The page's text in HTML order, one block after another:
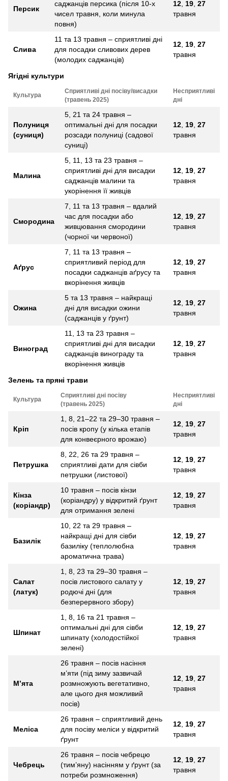
Персик
саджанців персика (після 10-х
чисел травня, коли минула
повня)
12 19 27
травня
Слива
11 та 13 травня – сприятливі дні
для посадки сливових дерев
(молодих саджанців)
12 19 27
травня
Ягідні культури
Культура
Сприятливі дні посіву/висадки
(травень 2025)
Несприятливі
дні
Полуниця
(суниця)
5, 21 та 24 травня –
оптимальні дні для посадки
розсади полуниці (садової
суниці)
12 19 27
травня
Малина
5, 11, 13 та 23 травня –
сприятливі дні для висадки
саджанців малини та
укорінення її живців
12 19 27
травня
Смородина
7, 11 та 13 травня – вдалий
час для посадки або
живцювання смородини
(чорної чи червоної)
12 19 27
травня
Аґрус
7, 11 та 13 травня –
сприятливий період для
посадки саджанців аґрусу та
вкорінення живців
12 19 27
травня
Ожина
5 та 13 травня – найкращі
дні для висадки ожини
(саджанців у ґрунт)
12 19 27
травня
Виноград
11, 13 та 23 травня –
сприятливі дні для висадки
саджанців винограду та
вкорінення живців
12 19 27
травня
Зелень та пряні трави
Культура
Сприятливі дні посіву
(травень 2025)
Несприятливі
дні
Кріп
1, 8, 21–22 та 29–30 травня –
посів кропу (у кілька етапів
для конвеєрного врожаю)
12 19 27
травня
Петрушка
8, 22, 26 та 29 травня –
сприятливі дати для сівби
петрушки (листової)
12 19 27
травня
Кінза
(коріандр)
10 травня – посів кінзи
(коріандру) у відкритий ґрунт
для отримання зелені
12 19 27
травня
Базилік
10, 22 та 29 травня –
найкращі дні для сівби
базиліку (теплолюбна
ароматична трава)
12 19 27
травня
Салат
(латук)
1, 8, 23 та 29–30 травня –
посів листового салату у
родючі дні (для
безперервного збору)
12 19 27
травня
Шпинат
1, 8, 16 та 21 травня –
оптимальні дні для сівби
шпинату (холодостійкої
зелені)
12 19 27
травня
М’ята
26 травня – посів насіння
м’яти (під зиму зазвичай
розмножують вегетативно,
але цього дня можливий
посів)
12 19 27
травня
Меліса
26 травня – сприятливий день
для посіву меліси у відкритий
ґрунт
12 19 27
травня
Чебрець
26 травня – посів чебрецю
(тим’яну) насінням у ґрунт (за
потреби розмноження)
12 19 27
травня